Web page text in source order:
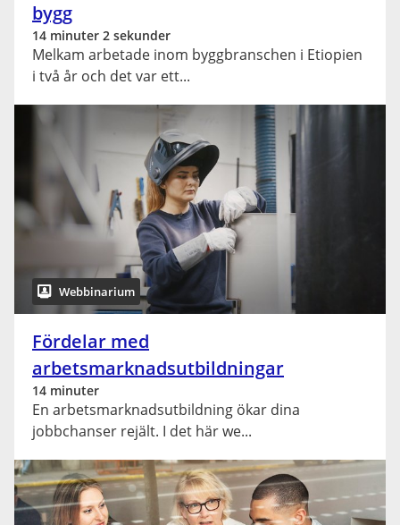
bygg
14 minuter 2 sekunder
Melkam arbetade inom byggbranschen i Etiopien
i två år och det var ett
Webbinarium
Fördelar med
arbetsmarknadsutbildningar
14 minuter
En arbetsmarknadsutbildning ökar dina
jobbchanser rejält. I det här we